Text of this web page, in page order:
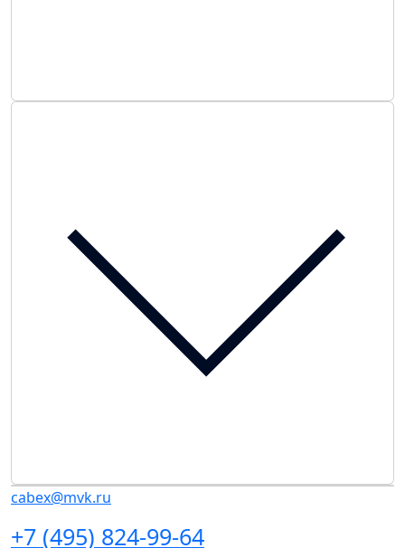
cabex@mvk.ru
+7 (495) 824-99-64